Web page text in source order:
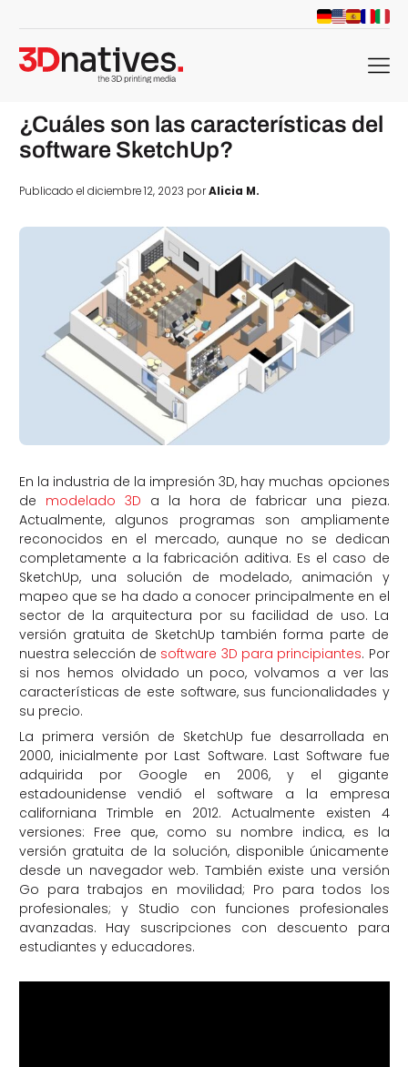
menu
¿Cuáles son las características del
software SketchUp?
Publicado el diciembre 12, 2023 porAlicia M.
En la industria de la impresión 3D, hay muchas opciones
de modelado 3D a la hora de fabricar una pieza.
Actualmente, algunos programas son ampliamente
reconocidos en el mercado, aunque no se dedican
completamente a la fabricación aditiva. Es el caso de
SketchUp, una solución de modelado, animación y
mapeo que se ha dado a conocer principalmente en el
sector de la arquitectura por su facilidad de uso. La
versión gratuita de SketchUp también forma parte de
nuestra selección de software 3D para principiantes. Por
si nos hemos olvidado un poco, volvamos a ver las
características de este software, sus funcionalidades y
su precio.
La primera versión de SketchUp fue desarrollada en
2000, inicialmente por Last Software. Last Software fue
adquirida por Google en 2006, y el gigante
estadounidense vendió el software a la empresa
californiana Trimble en 2012. Actualmente existen 4
versiones: Free que, como su nombre indica, es la
versión gratuita de la solución, disponible únicamente
desde un navegador web. También existe una versión
Go para trabajos en movilidad; Pro para todos los
profesionales; y Studio con funciones profesionales
avanzadas. Hay suscripciones con descuento para
estudiantes y educadores.